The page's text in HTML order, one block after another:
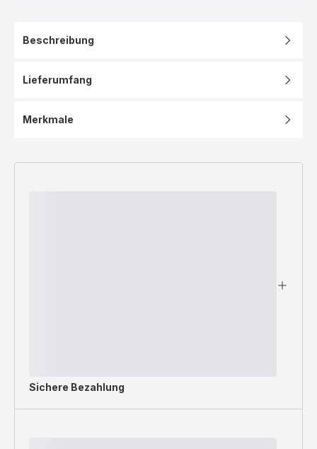
Beschreibung
Lieferumfang
Merkmale
Sichere Bezahlung